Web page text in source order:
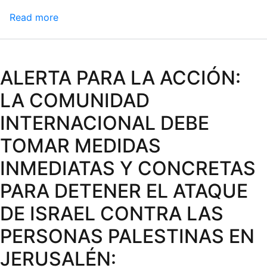
Read more
MASIVOS
EN
MEDIO
DE
LA
ESCALADA
DE
REPRESIÓN
ISRAELÍ
CONTRA
DEL
PUEBLO
PALESTINO
ALERTA PARA LA ACCIÓN:
LA COMUNIDAD
INTERNACIONAL DEBE
TOMAR MEDIDAS
INMEDIATAS Y CONCRETAS
PARA DETENER EL ATAQUE
DE ISRAEL CONTRA LAS
PERSONAS PALESTINAS EN
JERUSALÉN: